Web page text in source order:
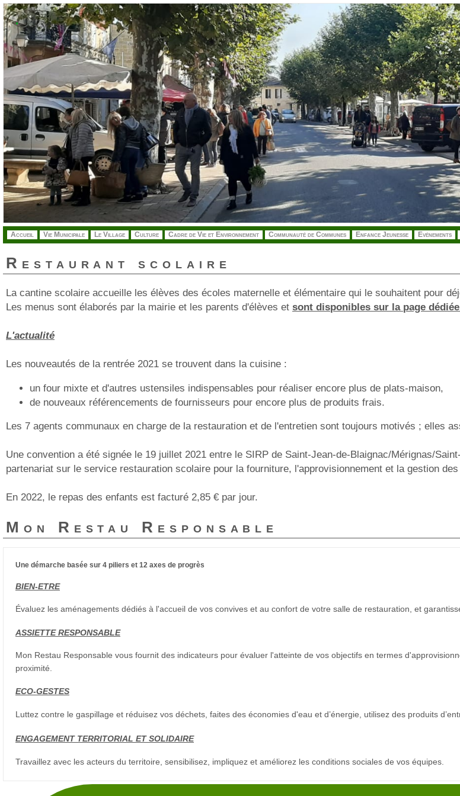
.
Accueil Vie Municipale Le Village Culture Cadre de Vie et Environnement Communauté de Communes Enfance Jeunesse Evénements
Restaurant scolaire
La cantine scolaire accueille les élèves des écoles maternelle et élémentaire qui le souhaitent pour
Les menus sont élaborés par la mairie et les parents d'élèves et sont disponibles sur la page
L'actualité
Les nouveautés de la rentrée 2021 se trouvent dans la cuisine :
un four mixte et d'autres ustensiles indispensables pour réaliser encore plus de plats-maison,
de nouveaux référencements de fournisseurs pour encore plus de produits frais.
Les 7 agents communaux en charge de la restauration et de l'entretien sont toujours motivés ; elles
Une convention a été signée le 19 juillet 2021 entre le SIRP de Saint-Jean-de-Blaignac/Mérignas/
partenariat sur le service restauration scolaire pour la fourniture, l'approvisionnement et la gestion
En 2022, le repas des enfants est facturé 2,85 € par jour.
Mon Restau Responsable
Une démarche basée sur 4 piliers et 12 axes de progrès
BIEN-ETRE
Évaluez les aménagements dédiés à l'accueil de vos convives et au confort de votre salle de restauration, et
ASSIETTE RESPONSABLE
Mon Restau Responsable vous fournit des indicateurs pour évaluer l'atteinte de vos objectifs en termes
proximité.
ECO-GESTES
Luttez contre le gaspillage et réduisez vos déchets, faites des économies d'eau et d’énergie, utilisez des produits
ENGAGEMENT TERRITORIAL ET SOLIDAIRE
Travaillez avec les acteurs du territoire, sensibilisez, impliquez et améliorez les conditions sociales de vos équipes.